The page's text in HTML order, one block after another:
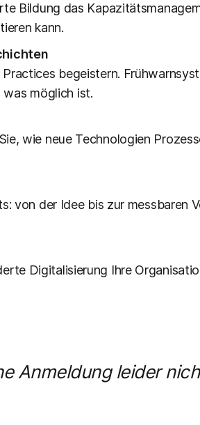
Bildung das
kann.
begeistern.
möglich ist.
wie neue Technologien
von der Idee bis zur messbaren
Digitalisierung Ihre
Anmeldung leider